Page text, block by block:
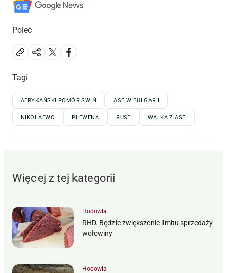
Poleć
Tagi
AFRYKAŃSKI POMÓR ŚWIŃ ASF W BUŁGARII
NIKOŁAEWO PLEWENA RUSE WALKA Z ASF
Więcej z tej kategorii
Hodowla
RHD. Będzie zwiększenie limitu sprzedaży
wołowiny
Hodowla